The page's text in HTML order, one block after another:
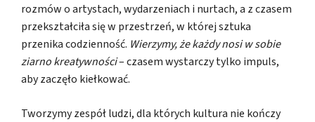
rozmów o artystach, wydarzeniach i nurtach, a z czasem
przekształciła się w przestrzeń, w której sztuka
przenika codzienność. Wierzymy, że każdy nosi w sobie
ziarno kreatywności– czasem wystarczy tylko impuls,
aby zaczęło kiełkować.
Tworzymy zespół ludzi, dla których kultura nie kończy